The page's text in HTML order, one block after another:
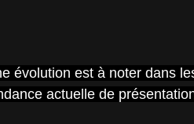
évolution est à noter dans
actuelle de